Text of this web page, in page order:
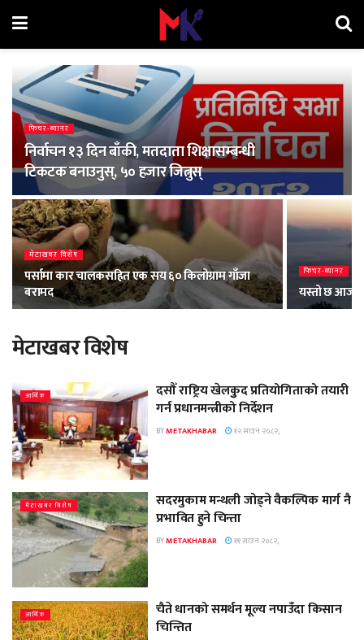
फिचर-ब्यानर
निर्वाचन १३ दिन बाँकी, मतदाता शिक्षासम्बन्धी
टिकटक बनाउनुस्, ५० हजार जित्नुस्
मेटाखबर विशेष
पर्सामा कार चालकसहित एक सय ६० किलोग्राम गाँजा
बरामद
फिचर-ब्यानर
यस्तो छ
मेटाखबर विशेष
आर्थिक
दसौँ राष्ट्रिय खेलकुुद प्रतियोगिताको तयारी
गर्न प्रधानमन्त्रीको निर्देशन
BYMETAKHABAR १२ साउन २०८२,
मेटाखबर विशेष
सदरमुकाम मन्थली जोड्ने वैकल्पिक मार्ग नै
प्रभावित हुने चिन्ता
BYMETAKHABAR ११ साउन २०८२,
आर्थिक
चैते धानको समर्थन मूल्य नपाउँदा किसान
चिन्तित